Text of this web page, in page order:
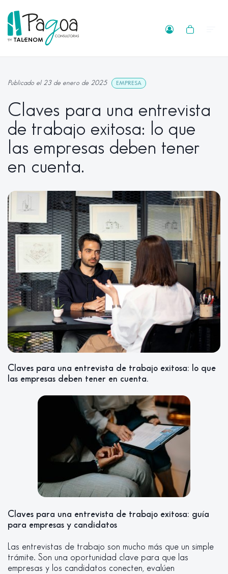
Publicado el 23 de enero de 2025 EMPRESA
Claves para una entrevista
de trabajo exitosa: lo que
las empresas deben tener
en cuenta.
Claves para una entrevista de trabajo exitosa: lo que
las empresas deben tener en cuenta.
Claves para una entrevista de trabajo exitosa: guía
para empresas y candidatos
Las entrevistas de trabajo son mucho más que un simple
trámite. Son una oportunidad clave para que las
empresas y los candidatos conecten, evalúen